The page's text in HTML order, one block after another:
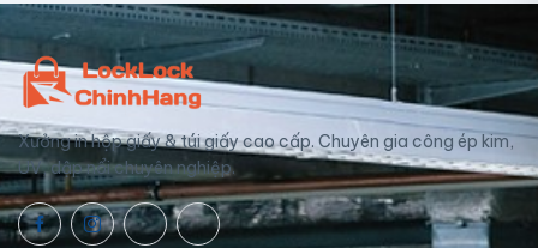
Xưởng in hộp giấy & túi giấy cao cấp. Chuyên gia công ép kim,
UV, dập nổi chuyên nghiệp.